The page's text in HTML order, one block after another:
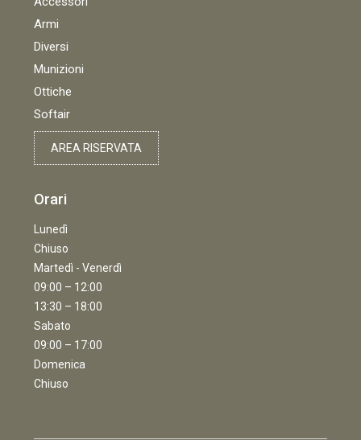
Armi
Diversi
Munizioni
Ottiche
Softair
AREA RISERVATA
Orari
Lunedì
Chiuso
Martedì - Venerdì
09:00 – 12:00
13:30 – 18:00
Sabato
09:00 – 17:00
Domenica
Chiuso